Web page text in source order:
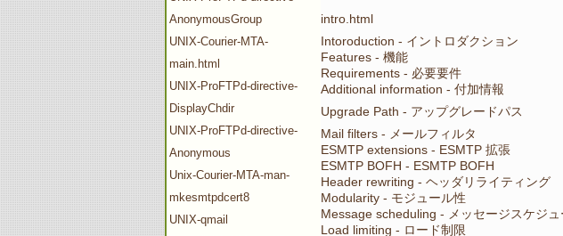
AnonymousGroup
UNIX-Courier-MTA-
main.html
UNIX-ProFTPd-directive-
DisplayChdir
UNIX-ProFTPd-directive-
Anonymous
Unix-Courier-MTA-man-
mkesmtpdcert8
UNIX-qmail
intro.html
Intoroduction - イントロダクション
Features - 機能
Requirements - 必要要件
Additional information - 付加情報
Upgrade Path - アップグレードパス
Mail filters - メールフィルタ
ESMTP extensions - ESMTP 拡張
ESMTP BOFH - ESMTP BOFH
Header rewriting - ヘッダリライティング
Modularity - モジュール性
Message scheduling - メッセージスケジ
Load limiting - ロード制限